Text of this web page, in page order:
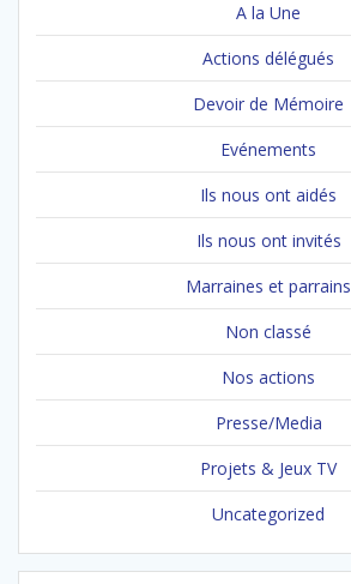
A la Une
Actions délégués
Devoir de Mémoire
Evénements
Ils nous ont aidés
Ils nous ont invités
Marraines et parrains
Non classé
Nos actions
Presse/Media
Projets & Jeux TV
Uncategorized